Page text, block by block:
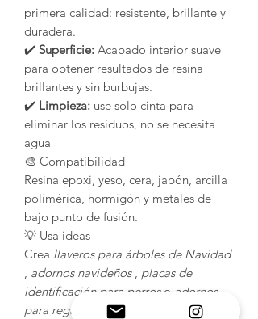
primera calidad: resistente, brillante y
duradera.
✔️ Superficie: Acabado interior suave
para obtener resultados de resina
brillantes y sin burbujas.
✔️ Limpieza: use solo cinta para
eliminar los residuos, no se necesita
agua
🎨 Compatibilidad
Resina epoxi, yeso, cera, jabón, arcilla
polimérica, hormigón y metales de
bajo punto de fusión.
💡 Usa ideas
Crea llaveros para árboles de Navidad
, adornos navideños, placas de
identificación para perroso adornos
para regalos
. ¡Añade brillantina,